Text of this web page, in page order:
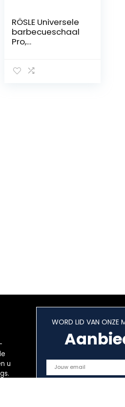
RÖSLE Universele
barbecueschaal
Pro,
rand om te
u
WORD LID VAN ONZE